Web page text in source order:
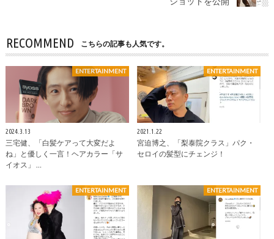
RECOMMEND こちらの記事も人気です。
ENTERTAINMENT
2024.3.13
三宅健、「白髪ケアって大変だよ
ね」と優しく一言！ヘアカラー「サ
イオス」 …
ENTERTAINMENT
2021.1.22
宮迫博之、「梨泰院クラス」パク・
セロイの髪型にチェンジ！
ENTERTAINMENT ENTERTAINMENT